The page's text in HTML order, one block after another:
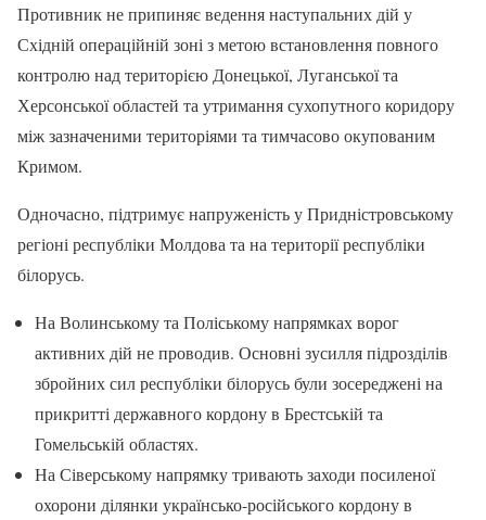
Противник не припиняє ведення наступальних дій у
Східній операційній зоні з метою встановлення повного
контролю над територією Донецької, Луганської та
Херсонської областей та утримання сухопутного коридору
між зазначеними територіями та тимчасово окупованим
Кримом.
Одночасно, підтримує напруженість у Придністровському
регіоні республіки Молдова та на території республіки
білорусь.
На Волинському та Поліському напрямках ворог
активних дій не проводив. Основні зусилля підрозділів
збройних сил республіки білорусь були зосереджені на
прикритті державного кордону в Брестській та
Гомельській областях.
На Сіверському напрямку тривають заходи посиленої
охорони ділянки українсько-російського кордону в